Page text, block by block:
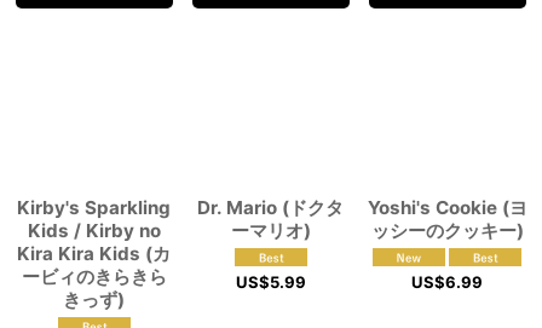
Kirby's Sparkling
Kids / Kirby no
Kira Kira Kids (カ
ービィのきらきら
きっず)
Dr. Mario (ドクタ
ーマリオ)
US$5.99
Yoshi's Cookie (ヨ
ッシーのクッキー)
US$6.99